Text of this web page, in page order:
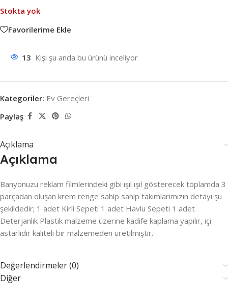
Stokta yok
Favorilerime Ekle
13 Kişi şu anda bu ürünü inceliyor
Kategoriler: Ev Gereçleri
Paylaş
Açıklama
Açıklama
Banyonuzu reklam filmlerindeki gibi ışıl ışıl gösterecek toplamda 3
parçadan oluşan krem renge sahip sahip takımlarımızın detayı şu
şekildedir; 1 adet Kirli Sepeti 1 adet Havlu Sepeti 1 adet
Deterjanlık Plastik malzeme üzerine kadife kaplama yapılır, içi
astarlıdır kaliteli bir malzemeden üretilmiştir.
Değerlendirmeler (0)
Diğer